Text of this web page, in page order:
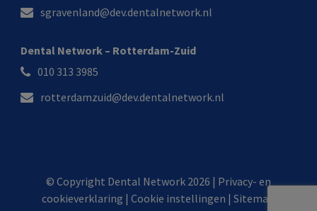
sgravenland@dev.dentalnetwork.nl
Dental Network – Rotterdam-Zuid
010 313 3985
rotterdamzuid@dev.dentalnetwork.nl
© Copyright Dental Network 2026 | Privacy- en
cookieverklaring |Cookie instellingen |Sitemap